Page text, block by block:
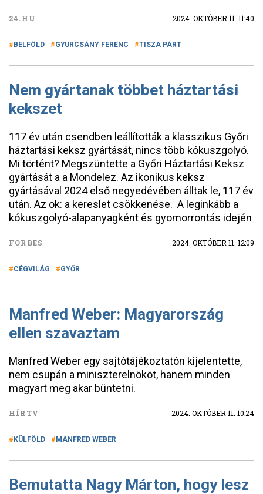
24.HU 2024. OKTÓBER 11. 11:40
BELFÖLD GYURCSÁNY FERENC TISZA PÁRT
Nem gyártanak többet háztartási
kekszet
117 év után csendben leállították a klasszikus Győri
háztartási keksz gyártását, nincs több kókuszgolyó.
Mi történt? Megszüntette a Győri Háztartási Keksz
gyártását a a Mondelez. Az ikonikus keksz
gyártásával 2024 első negyedévében álltak le, 117 év
után. Az ok: a kereslet csökkenése. A leginkább a
kókuszgolyó-alapanyagként és gyomorrontás idején
FORBES 2024. OKTÓBER 11. 12:09
CÉGVILÁG GYŐR
Manfred Weber: Magyarország
ellen szavaztam
Manfred Weber egy sajtótájékoztatón kijelentette,
nem csupán a miniszterelnököt, hanem minden
magyart meg akar büntetni.
HÍRTV 2024. OKTÓBER 11. 10:24
KÜLFÖLD MANFRED WEBER
Bemutatta Nagy Márton, hogy lesz